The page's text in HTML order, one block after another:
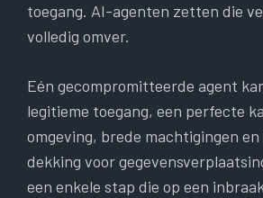
toegang. AI-agenten zetten die
volledig omver.
Eén gecompromitteerde agent
legitieme toegang, een perfecte
omgeving, brede machtigingen
dekking voor
een enkele stap die op een